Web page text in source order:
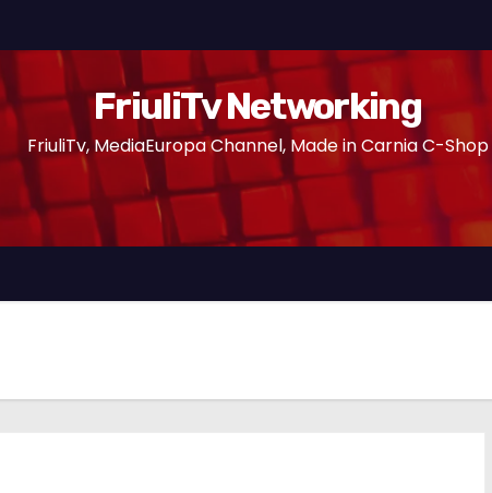
FriuliTv Networking
FriuliTv, MediaEuropa Channel, Made in Carnia C-Shop